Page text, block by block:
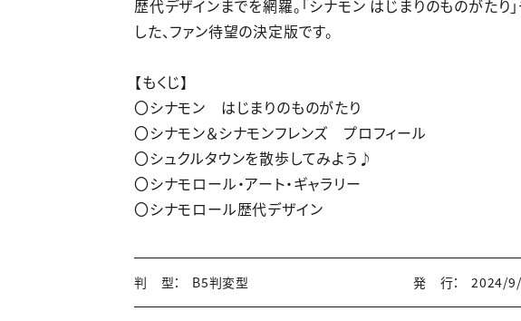
歴代デザインまでを網羅。「シナモン はじまりのものがたり
した、ファン待望の決定版です。
【もくじ】
〇シナモン はじまりのものがたり
〇シナモン＆シナモンフレンズ プロフィール
〇シュクルタウンを散歩してみよう♪
〇シナモロール・アート・ギャラリー
〇シナモロール歴代デザイン
判 型： B5判変型 発 行： 2024/